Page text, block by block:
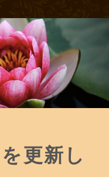
更新し